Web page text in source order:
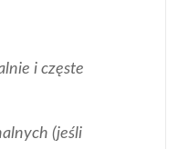
i częste
(jeśli